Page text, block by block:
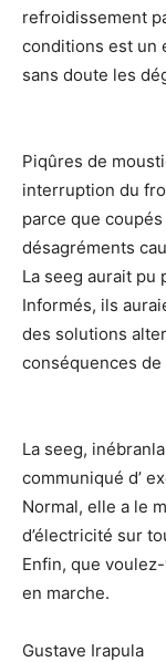
refroidissement
conditions est un
sans doute les
Piqûres de
interruption du
parce que
désagréments
La seeg aurait pu
Informés, ils
des solutions
conséquences
La seeg,
communiqué d’
Normal, elle a le
d’électricité sur
Enfin, que
en marche.
Gustave Irapula